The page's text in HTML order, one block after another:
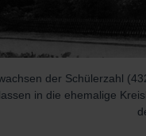
der Schülerzahl
in die ehemalige